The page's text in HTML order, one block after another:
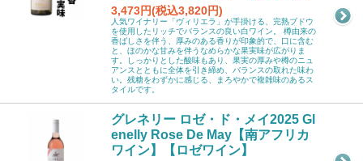
3,473円(税込3,820円)
人気ワイナリー「ヴィリエラ」が手掛ける、完熟ブドウ
を使用したリッチでバランスの良い白ワイン。 樽由来の
香ばしさを伴う、厚みのある香りが印象的で、口に含む
と、ほのかな甘みを伴うなめらかな果実味が広がりま
す。しっかりとした酸味もあり、果実の厚みや樽のニュ
アンスとともに全体を引き締め、バランスの取れた味わ
い。残糖をわずかに感じる、まろやかで複雑味のあるス
タイルです。
グレネリー ロゼ・ド・メイ2025 Gl
enelly Rose De May【南アフリカ
ワイン】【ロゼワイン】